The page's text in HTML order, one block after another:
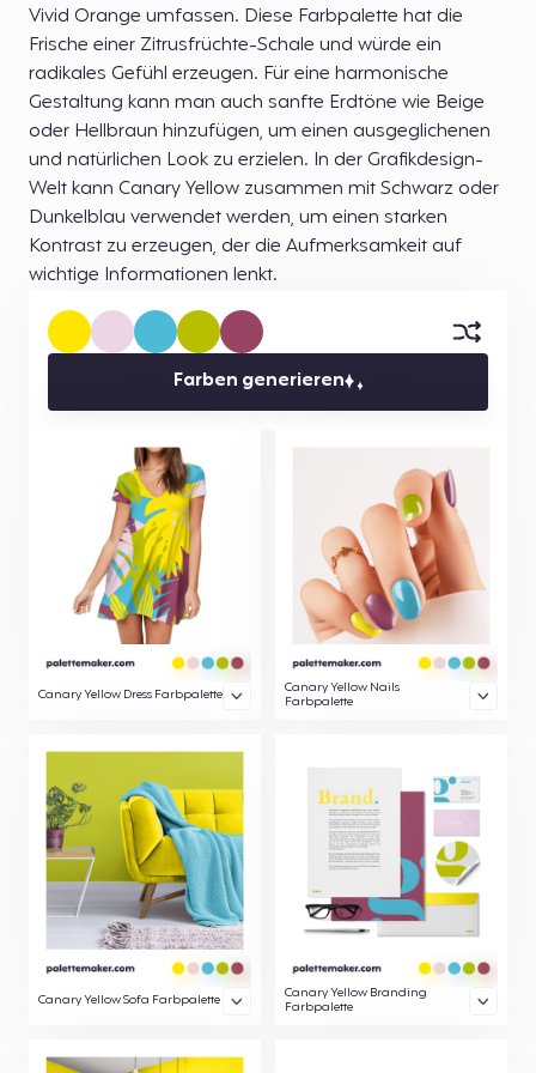
Vivid Orange umfassen. Diese Farbpalette hat die
Frische einer Zitrusfrüchte-Schale und würde ein
radikales Gefühl erzeugen. Für eine harmonische
Gestaltung kann man auch sanfte Erdtöne wie Beige
oder Hellbraun hinzufügen, um einen ausgeglichenen
und natürlichen Look zu erzielen. In der Grafikdesign-
Welt kann Canary Yellow zusammen mit Schwarz oder
Dunkelblau verwendet werden, um einen starken
Kontrast zu erzeugen, der die Aufmerksamkeit auf
wichtige Informationen lenkt.
Farben generieren
Canary Yellow Dress Farbpalette
Canary Yellow Nails
Farbpalette
Canary Yellow Sofa Farbpalette
Canary Yellow Branding
Farbpalette